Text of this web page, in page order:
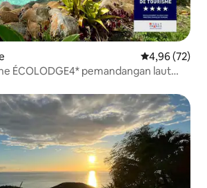
Nilai rata-rata
4,96 (72)
ÉCOLODGE4* pemandangan laut